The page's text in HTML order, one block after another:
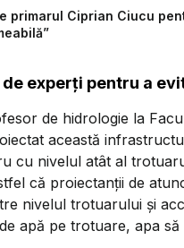
primarul Ciprian Ciucu
experți pentru a
de hidrologie la
această
cu nivelul atât al
că proiectanții de
nivelul trotuarului și
apă pe trotuare, apa